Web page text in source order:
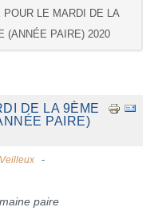
LE MARDI DE LA
(ANNÉE PAIRE) 2020
DE LA 9ÈME
PAIRE)
paire